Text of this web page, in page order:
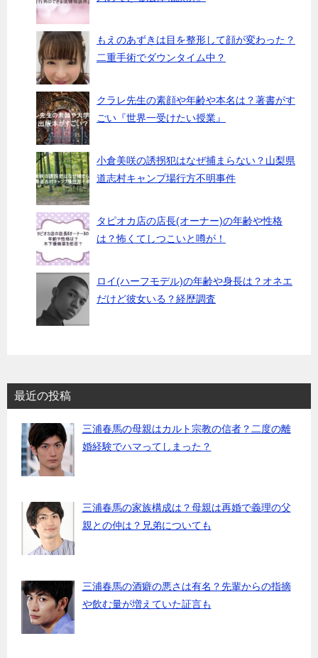
もえのあずきは目を整形して顔が変わった？
二重手術でダウンタイム中？
クラレ先生の素顔や年齢や本名は？著書がす
ごい『世界一受けたい授業』
小倉美咲の誘拐犯はなぜ捕まらない？山梨県
道志村キャンプ場行方不明事件
タピオカ店の店長(オーナー)の年齢や性格
は？怖くてしつこいと噂が！
ロイ(ハーフモデル)の年齢や身長は？オネエ
だけど彼女いる？経歴調査
最近の投稿
三浦春馬の母親はカルト宗教の信者？二度の離
婚経験でハマってしまった？
三浦春馬の家族構成は？母親は再婚で義理の父
親との仲は？兄弟についても
三浦春馬の酒癖の悪さは有名？先輩からの指摘
や飲む量が増えていた証言も